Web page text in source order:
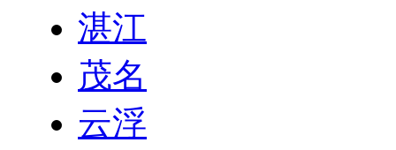
湛江
茂名
云浮